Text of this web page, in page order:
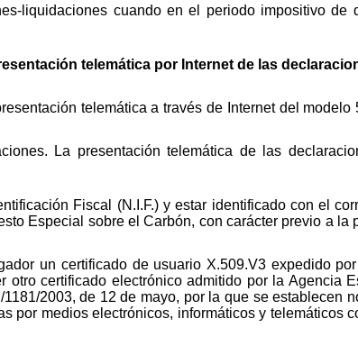
liquidaciones cuando en el periodo impositivo de
telemática por Internet de las
telemática a través de Internet del modelo
La presentación telemática de las
Fiscal (N.I.F.) y estar identificado con el
Especial sobre el Carbón, con carácter previo a la
un certificado de usuario X.509.V3 expedido
certificado electrónico admitido por la Agencia
2003, de 12 de mayo, por la que se establecen
por medios electrónicos, informáticos y telemáticos